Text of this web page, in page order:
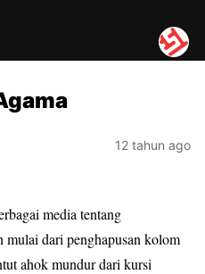
12 tahun ago
media tentang
mulai dari penghapusan kolom
ahok mundur dari kursi